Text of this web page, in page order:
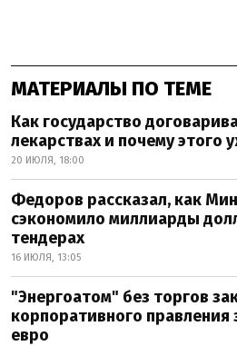
МАТЕРИАЛЫ ПО ТЕМЕ
Как государство
лекарствах и почему этого
20 ИЮЛЯ, 18:00
Федоров рассказал, как
сэкономило миллиарды
тендерах
16 ИЮЛЯ, 13:05
"Энергоатом" без торгов
корпоративного правления
евро